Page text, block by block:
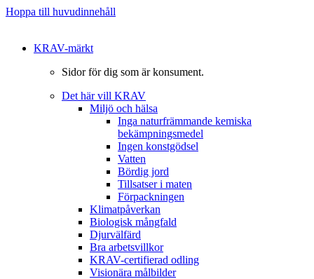
Hoppa till huvudinnehåll
KRAV-märkt
Sidor för dig som är konsument.
Det här vill KRAV
Miljö och hälsa
Inga naturfrämmande kemiska
bekämpningsmedel
Ingen konstgödsel
Vatten
Bördig jord
Tillsatser i maten
Förpackningen
Klimatpåverkan
Biologisk mångfald
Djurvälfärd
Bra arbetsvillkor
KRAV-certifierad odling
Visionära målbilder